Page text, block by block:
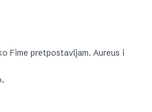
Fime pretpostavljam. Aureus i